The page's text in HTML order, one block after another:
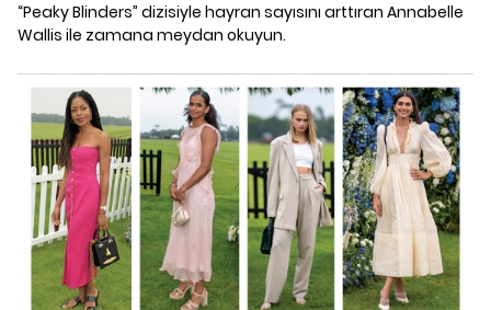
“Peaky Blinders” dizisiyle hayran sayısını arttıran Annabelle
Wallis ile zamana meydan okuyun.